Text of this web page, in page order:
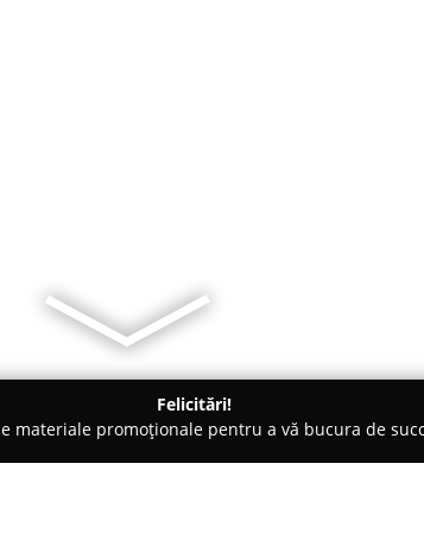
Felicitări!
materiale promoționale pentru a vă bucura de